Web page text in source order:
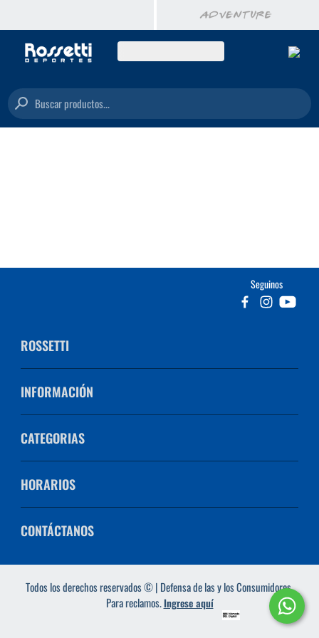
Buscar productos...
Seguinos
ROSSETTI
INFORMACIÓN
CATEGORIAS
HORARIOS
CONTÁCTANOS
Todos los derechos reservados © | Defensa de las y los Consumidores.
Para reclamos.Ingrese aquí